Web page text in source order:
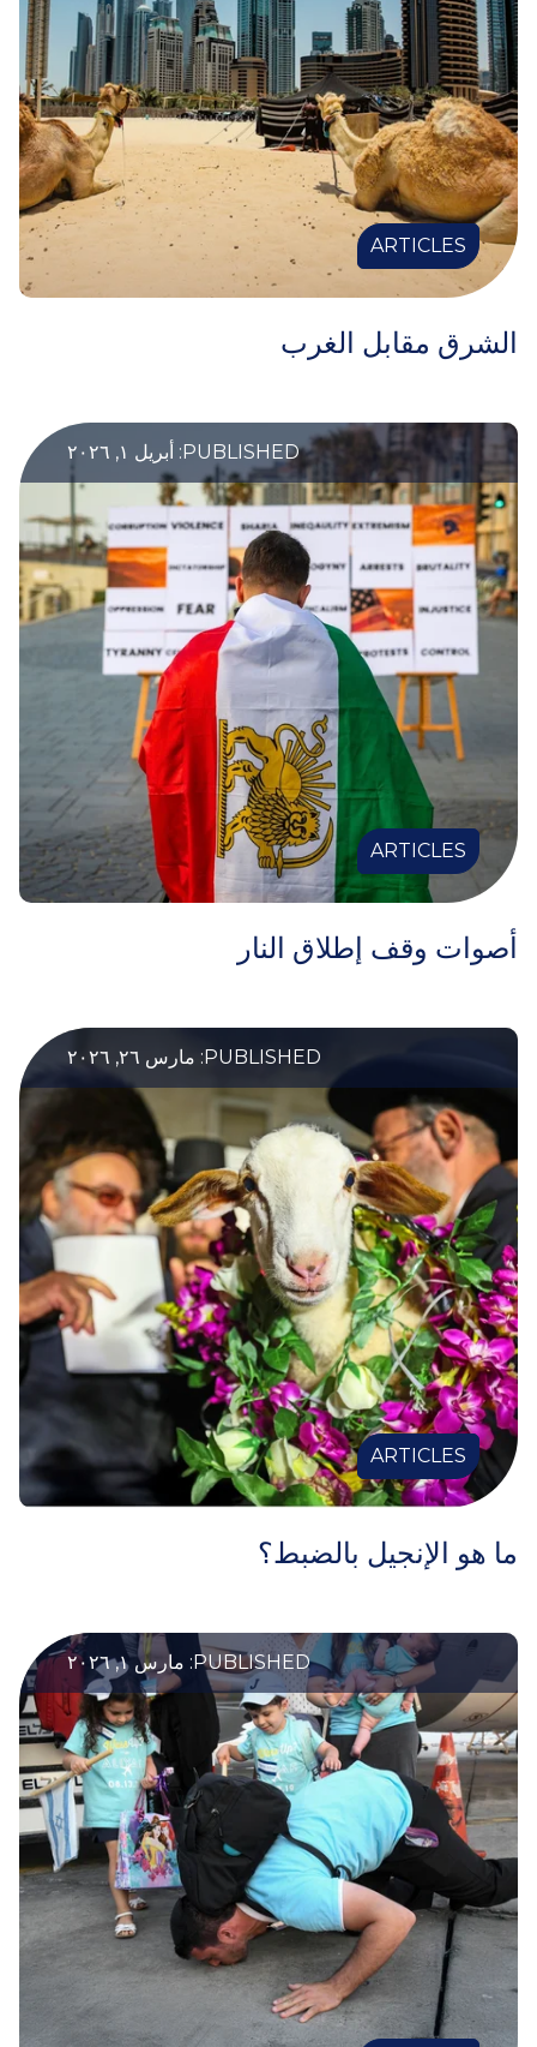
ARTICLES
الشرق مقابل الغرب
PUBLISHED: أبريل ١, ٢٠٢٦
ARTICLES
أصوات وقف إطلاق النار
PUBLISHED: مارس ٢٦, ٢٠٢٦
ARTICLES
ما هو الإنجيل بالضبط؟
PUBLISHED: مارس ١, ٢٠٢٦